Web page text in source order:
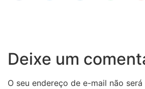
Deixe um
O seu endereço de e-mail não